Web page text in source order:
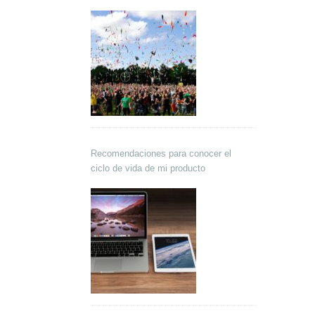
Recomendaciones para conocer el
ciclo de vida de mi producto